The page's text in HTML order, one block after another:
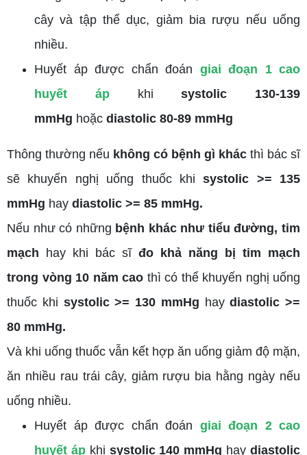
cây và tập thể dục, giảm bia rượu nếu uống
nhiều.
Huyết áp được chẩn đoán giai đoạn 1 cao
huyết ápkhisystolic 130-139
mmHg hoặc diastolic 80-89 mmHg
Thông thường nếu không có bệnh gì khác thì bác sĩ
sẽ khuyến nghị uống thuốc khi systolic >= 135
mmHg hay diastolic >= 85 mmHg.
Nếu như có những bệnh khác như tiểu đường, tim
mạch hay khi bác sĩ đo khả năng bị tim mạch
trong vòng 10 năm cao thì có thể khuyến nghị uống
thuốc khi systolic >= 130 mmHg haydiastolic >=
80 mmHg.
Và khi uống thuốc vẫn kết hợp ăn uống giảm độ mặn,
ăn nhiều rau trái cây, giảm rượu bia hằng ngày nếu
uống nhiều.
Huyết áp được chẩn đoán giai đoạn 2 cao
huyết ápkhi systolic 140 mmHg haydiastolic